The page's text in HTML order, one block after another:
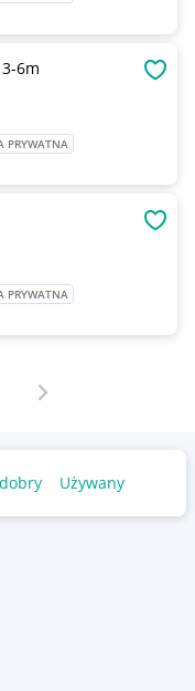
6m
PRYWATNA
PRYWATNA
Następna strona
Używany